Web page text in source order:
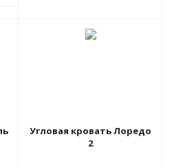
Угловая кровать Лоредо
2